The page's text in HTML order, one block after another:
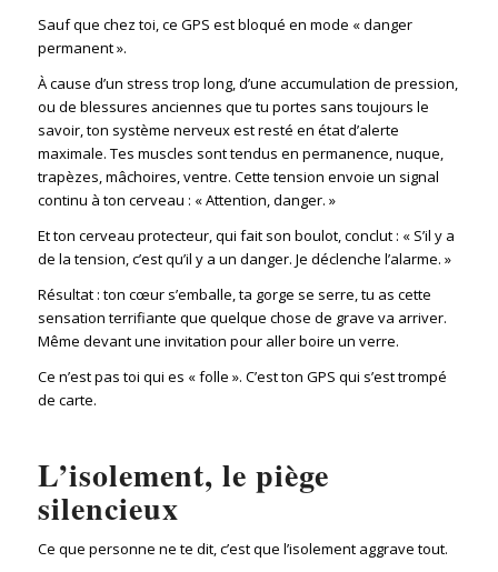
Sauf que chez toi, ce GPS est bloqué en mode « danger
permanent ».
À cause d’un stress trop long, d’une accumulation de pression,
ou de blessures anciennes que tu portes sans toujours le
savoir, ton système nerveux est resté en état d’alerte
maximale. Tes muscles sont tendus en permanence, nuque,
trapèzes, mâchoires, ventre. Cette tension envoie un signal
continu à ton cerveau : « Attention, danger. »
Et ton cerveau protecteur, qui fait son boulot, conclut : « S’il y a
de la tension, c’est qu’il y a un danger. Je déclenche l’alarme. »
Résultat : ton cœur s’emballe, ta gorge se serre, tu as cette
sensation terrifiante que quelque chose de grave va arriver.
Même devant une invitation pour aller boire un verre.
Ce n’est pas toi qui es « folle ». C’est ton GPS qui s’est trompé
de carte.
L’isolement, le piège
silencieux
Ce que personne ne te dit, c’est que l’isolement aggrave tout.